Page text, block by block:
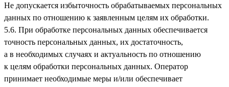
Не допускается избыточность обрабатываемых персональных
данных по отношению к заявленным целям их обработки.
5.6. При обработке персональных данных обеспечивается
точность персональных данных, их достаточность,
а в необходимых случаях и актуальность по отношению
к целям обработки персональных данных. Оператор
принимает необходимые меры и/или обеспечивает